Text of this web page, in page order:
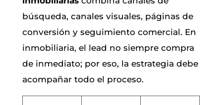
búsqueda, canales visuales, páginas de
conversión y seguimiento comercial. En
inmobiliaria, el lead no siempre compra
de inmediato; por eso, la estrategia debe
acompañar todo el proceso.